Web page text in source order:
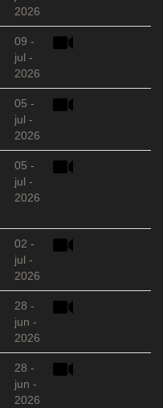
2026
09 -
jul -
2026
05 -
jul -
2026
05 -
jul -
2026
02 -
jul -
2026
28 -
jun -
2026
28 -
jun -
2026